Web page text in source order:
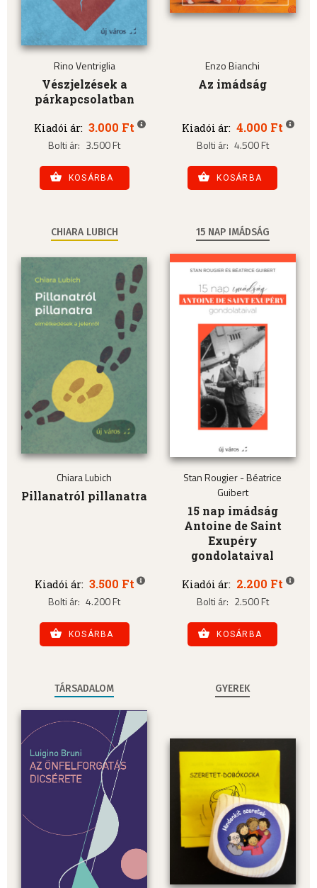
Rino Ventriglia
Vészjelzések a
párkapcsolatban
Kiadói ár: 3.000 Ft
Bolti ár: 3.500 Ft
KOSÁRBA
Enzo Bianchi
Az imádság
Kiadói ár: 4.000 Ft
Bolti ár: 4.500 Ft
KOSÁRBA
CHIARA LUBICH
Chiara Lubich
Pillanatról pillanatra
Kiadói ár: 3.500 Ft
Bolti ár: 4.200 Ft
KOSÁRBA
15 NAP IMÁDSÁG
Stan Rougier - Béatrice
Guibert
15 nap imádság
Antoine de Saint
Exupéry
gondolataival
Kiadói ár: 2.200 Ft
Bolti ár: 2.500 Ft
KOSÁRBA
TÁRSADALOM GYEREK